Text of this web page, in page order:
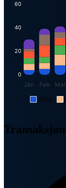
2019
60
40
20
0
Jan Feb Mar